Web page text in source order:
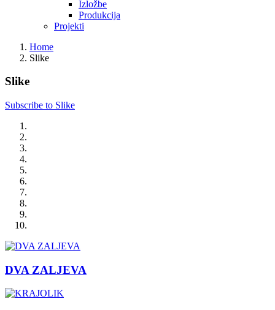
Izložbe
Produkcija
Projekti
Home
Slike
Slike
Subscribe to Slike
DVA ZALJEVA